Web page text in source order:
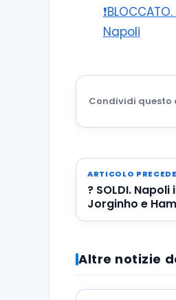
Napoli
Condividi questo
ARTICOLO
? SOLDI.
Jorginho e
Altre notizie